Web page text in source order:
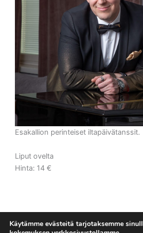
Esakallion perinteiset iltapäivätanssit.
Liput ovelta
Hinta: 14 €
Käytämme evästeitä tarjotaksemme